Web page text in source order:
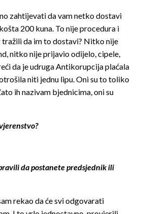
zahtijevati da vam netko dostavi
200 kuna. To nije procedura i
tražili da im to dostavi? Nitko nije
nitko nije prijavio odijelo, cipele,
da je udruga Antikorupcija plaćala
niti jednu lipu. Oni su to toliko
ih nazivam bjednicima, oni su
da postanete predsjednik ili
rekao da će svi odgovarati